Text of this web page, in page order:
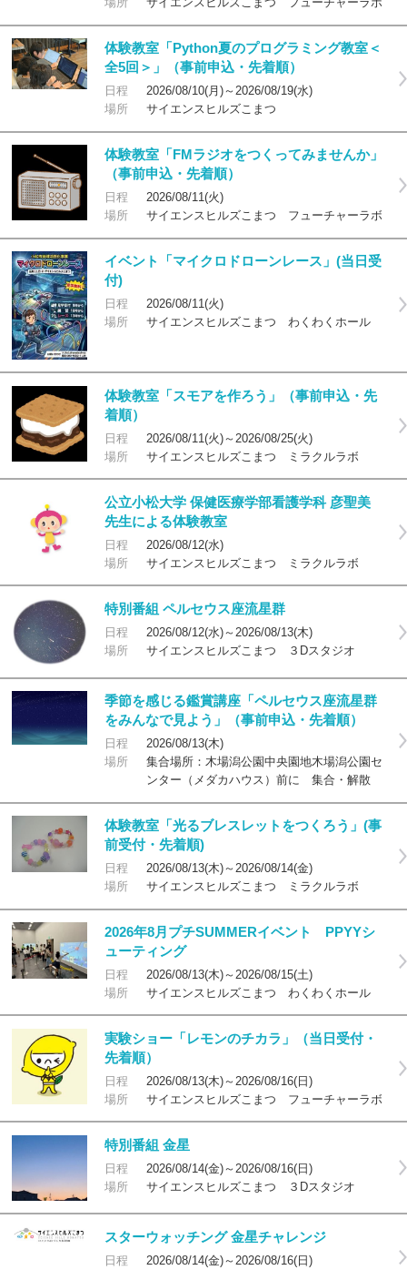
体験教室「Python夏のプログラミング教室＜
全5回＞」（事前申込・先着順）
日程
2026/08/10(月)～2026/08/19(水)
場所
サイエンスヒルズこまつ
体験教室「FMラジオをつくってみませんか」
（事前申込・先着順）
日程
2026/08/11(火)
場所
サイエンスヒルズこまつ フューチャーラボ
イベント「マイクロドローンレース」(当日受
付)
日程
2026/08/11(火)
場所
サイエンスヒルズこまつ わくわくホール
体験教室「スモアを作ろう」（事前申込・先
着順）
日程
2026/08/11(火)～2026/08/25(火)
場所
サイエンスヒルズこまつ ミラクルラボ
公立小松大学 保健医療学部看護学科 彦聖美
先生による体験教室
日程
2026/08/12(水)
場所
サイエンスヒルズこまつ ミラクルラボ
特別番組 ペルセウス座流星群
日程
2026/08/12(水)～2026/08/13(木)
場所
サイエンスヒルズこまつ ３Dスタジオ
季節を感じる鑑賞講座「ペルセウス座流星群
をみんなで見よう」（事前申込・先着順）
日程
2026/08/13(木)
場所
集合場所：木場潟公園中央園地木場潟公園セ
ンター（メダカハウス）前に 集合・解散
体験教室「光るブレスレットをつくろう」(事
前受付・先着順)
日程
2026/08/13(木)～2026/08/14(金)
場所
サイエンスヒルズこまつ ミラクルラボ
2026年8月プチSUMMERイベント PPYYシ
ューティング
日程
2026/08/13(木)～2026/08/15(土)
場所
サイエンスヒルズこまつ わくわくホール
実験ショー「レモンのチカラ」（当日受付・
先着順）
日程
2026/08/13(木)～2026/08/16(日)
場所
サイエンスヒルズこまつ フューチャーラボ
特別番組 金星
日程
2026/08/14(金)～2026/08/16(日)
場所
サイエンスヒルズこまつ ３Dスタジオ
スターウォッチング 金星チャレンジ
日程
2026/08/14(金)～2026/08/16(日)